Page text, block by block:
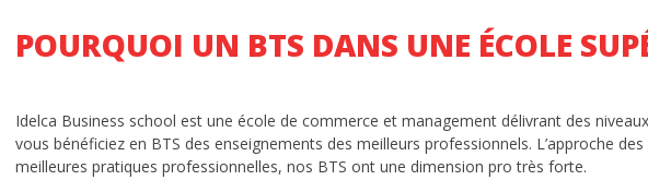
POURQUOI UN BTS DANS UNE ÉCOLE
Idelca Business school est une école de commerce et management délivrant des
vous bénéficiez en BTS des enseignements des meilleurs professionnels. L’approche
meilleures pratiques professionnelles, nos BTS ont une dimension pro très forte.
de scolarité
métiers après l’école de commerce ?
pratiques